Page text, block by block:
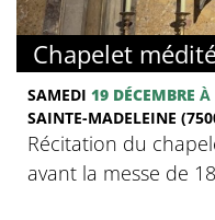
Chapelet
SAMEDI 19 DÉCEMBRE À
SAINTE-MADELEINE
Récitation du
avant la messe de